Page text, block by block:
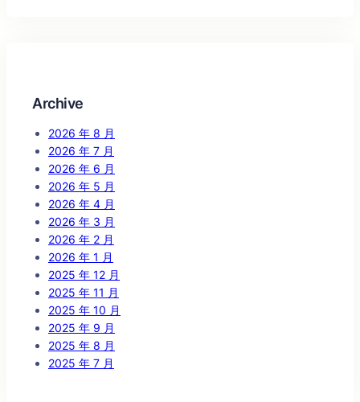
Archive
2026 年 8 月
2026 年 7 月
2026 年 6 月
2026 年 5 月
2026 年 4 月
2026 年 3 月
2026 年 2 月
2026 年 1 月
2025 年 12 月
2025 年 11 月
2025 年 10 月
2025 年 9 月
2025 年 8 月
2025 年 7 月